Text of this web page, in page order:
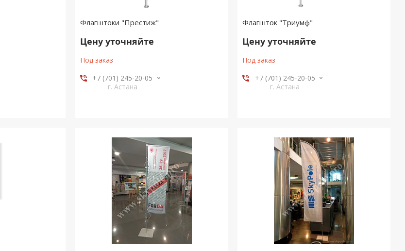
Флагштоки "Престиж"
Цену уточняйте
Под заказ
+7 (701) 245-20-05
г. Астана
Флагшток "Триумф"
Цену уточняйте
Под заказ
+7 (701) 245-20-05
г. Астана